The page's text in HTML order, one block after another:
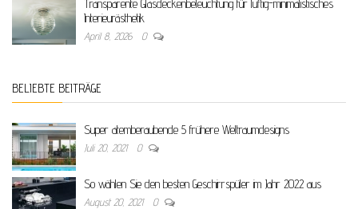
Transparente Glasdeckenbeleuchtung für luftig-minimalistisches
Interieurästhetik
April 8, 2026 0
BELIEBTE BEITRÄGE
Super atemberaubende 5 frühere Weltraumdesigns
Juli 20, 2021 0
So wählen Sie den besten Geschirrspüler im Jahr 2022 aus
August 20, 2021 0